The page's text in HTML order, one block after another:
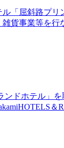
「屈斜路プリ
貨事業等を行
ンドホテル」
＆